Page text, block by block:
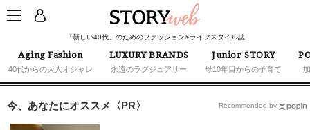
「新しい40代」のためのファッション&ライフスタイル誌
Aging Fashion
40代からの大人オシャレ
LUXURY BRANDS
永遠のラグジュアリー
Junior STORY
母10年目からの子育て
今、あなたにオススメ〈PR〉 Recommended by